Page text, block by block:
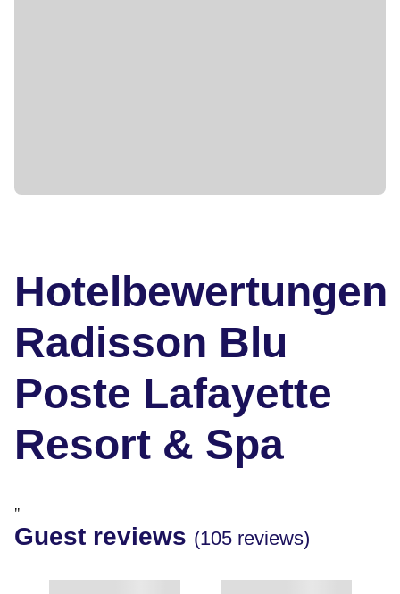
Hotelbewertungen
Radisson Blu
Poste Lafayette
Resort & Spa
"
Guest reviews (105 reviews)